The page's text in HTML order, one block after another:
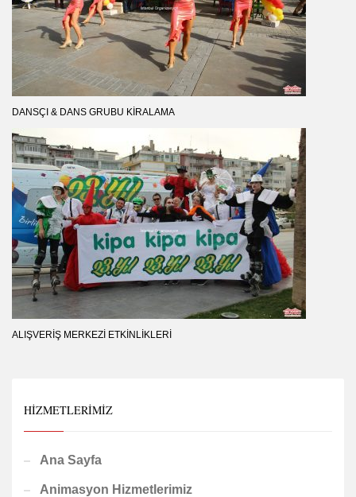
DANSÇI & DANS GRUBU KIRALAMA
ALIŞVERIŞ MERKEZI ETKINLIKLERI
HIZMETLERIMIZ
Ana Sayfa
Animasyon Hizmetlerimiz